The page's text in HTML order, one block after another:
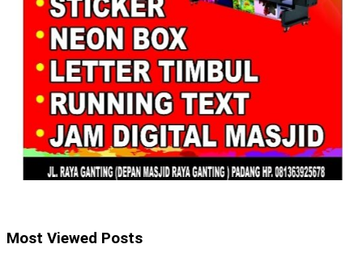
Most Viewed Posts